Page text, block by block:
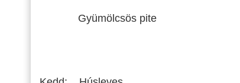
Gyümölcsös pite